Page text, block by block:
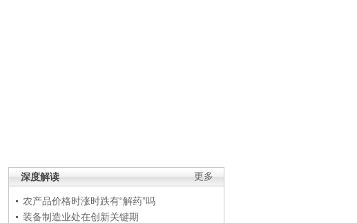
更多
深度解读
农产品价格时涨时跌有“解药”吗
装备制造业处在创新关键期